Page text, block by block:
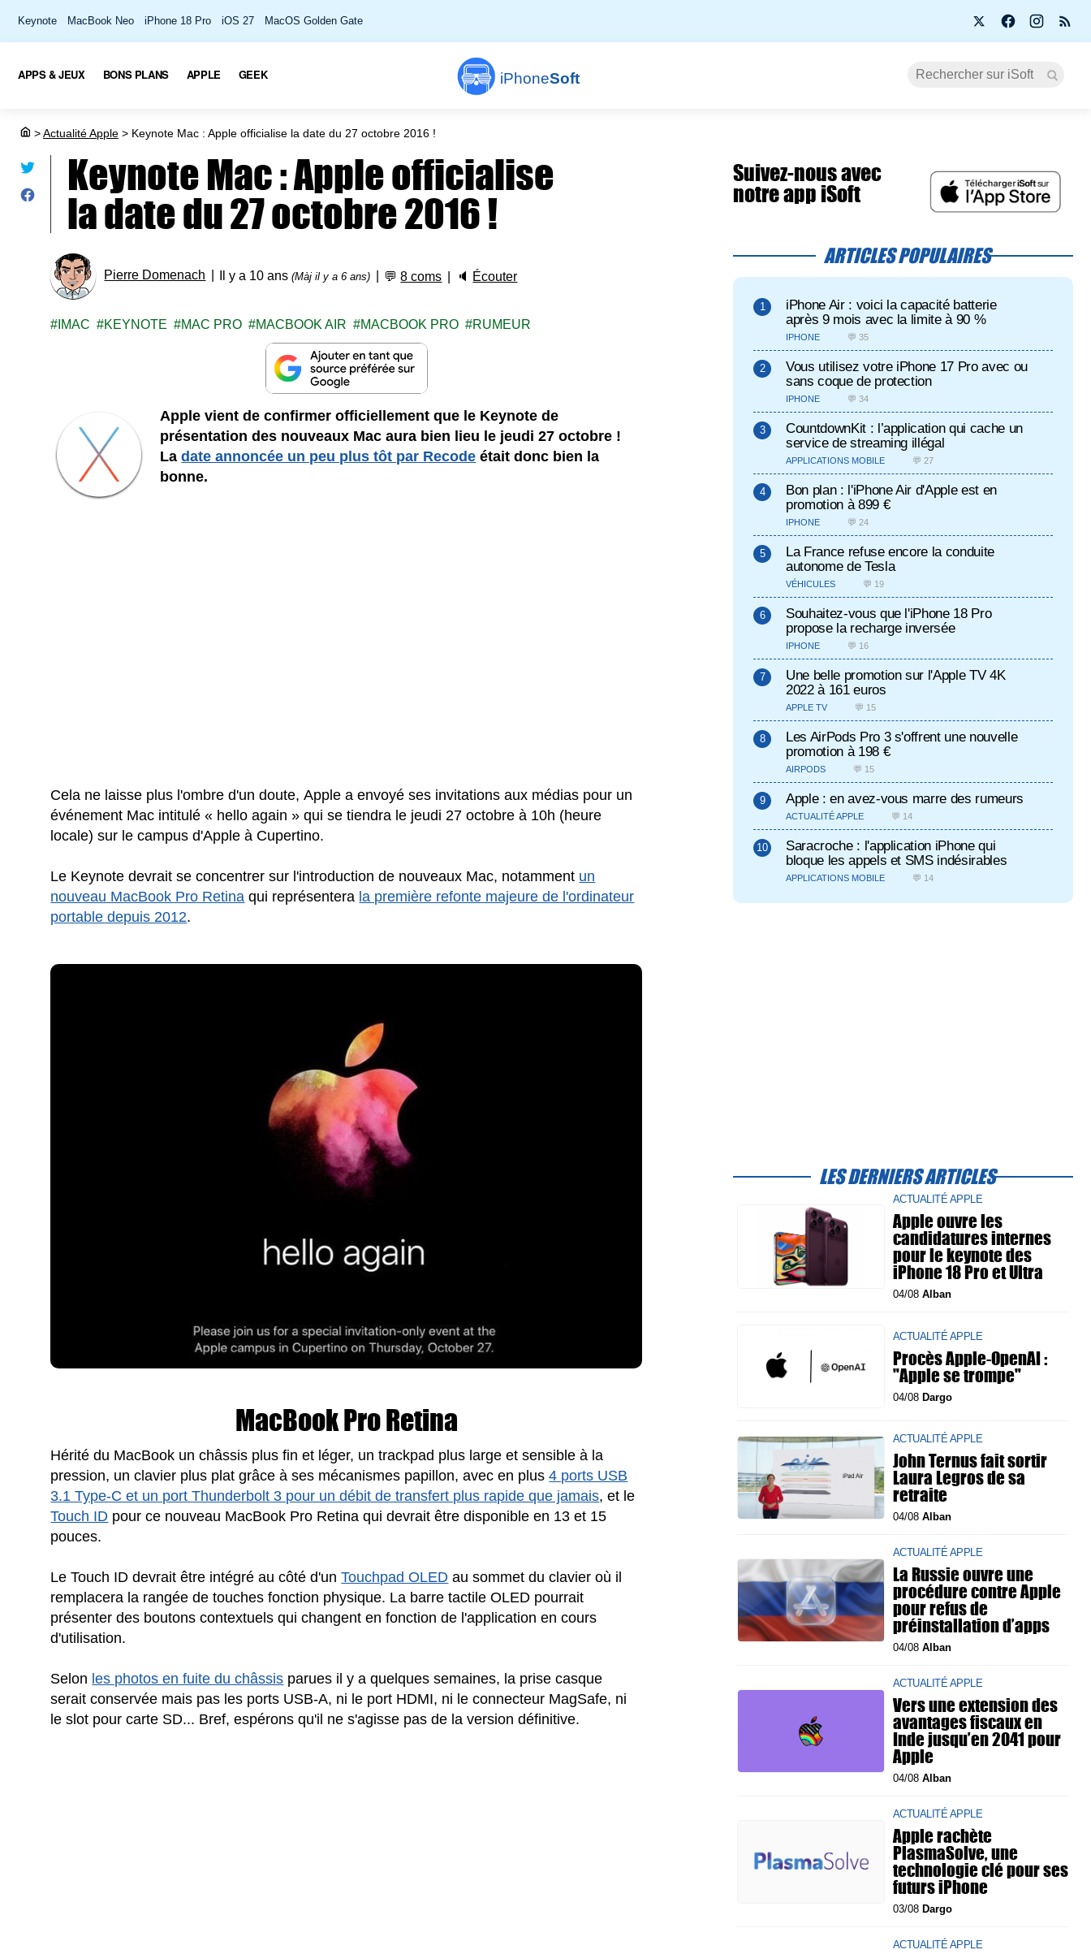
Keynote MacBook Neo iPhone 18 Pro iOS 27 MacOS Golden Gate
iPhoneSoft
APPS & JEUX BONS PLANS APPLE GEEK
>Actualité Apple > Keynote Mac : Apple officialise la date du 27 octobre 2016 !
Keynote Mac : Apple officialise
la date du 27 octobre 2016 !
Pierre Domenach Il y a 10 ans(Màj il y a 6 ans) 💬8 coms 🔈 Écouter
IMAC KEYNOTE MAC PRO MACBOOK AIR MACBOOK PRO RUMEUR
Apple vient de confirmer officiellement que le Keynote de
présentation des nouveaux Mac aura bien lieu le jeudi 27 octobre !
Ladate annoncée un peu plus tôt par Recode était donc bien la
bonne.
Cela ne laisse plus l'ombre d'un doute, Apple a envoyé ses invitations aux médias pour un
événement Mac intitulé « hello again » qui se tiendra le jeudi 27 octobre à 10h (heure
locale) sur le campus d'Apple à Cupertino.
Le Keynote devrait se concentrer sur l'introduction de nouveaux Mac, notamment un
nouveau MacBook Pro Retina qui représentera la première refonte majeure de l'ordinateur
portable depuis 2012.
MacBook Pro Retina
Hérité du MacBook un châssis plus fin et léger, un trackpad plus large et sensible à la
pression, un clavier plus plat grâce à ses mécanismes papillon, avec en plus4 ports USB
3.1 Type-C et un port Thunderbolt 3 pour un débit de transfert plus rapide que jamais, et le
Touch ID pour ce nouveau MacBook Pro Retina qui devrait être disponible en 13 et 15
pouces.
Le Touch ID devrait être intégré au côté d'unTouchpad OLED au sommet du clavier où il
remplacera la rangée de touches fonction physique. La barre tactile OLED pourrait
présenter des boutons contextuels qui changent en fonction de l'application en cours
d'utilisation.
Selon les photos en fuite du châssis parues il y a quelques semaines, la prise casque
serait conservée mais pas les ports USB-A, ni le port HDMI, ni le connecteur MagSafe, ni
le slot pour carte SD... Bref, espérons qu'il ne s'agisse pas de la version définitive.
Suivez-nous avec
notre app iSoft
ARTICLES POPULAIRES
iPhone Air : voici la capacité batterie
après 9 mois avec la limite à 90 %
IPHONE 💬 35
Vous utilisez votre iPhone 17 Pro avec ou
sans coque de protection
IPHONE 💬 34
CountdownKit : l’application qui cache un
service de streaming illégal
APPLICATIONS MOBILE 💬 27
Bon plan : l'iPhone Air d'Apple est en
promotion à 899 €
IPHONE 💬 24
La France refuse encore la conduite
autonome de Tesla
VÉHICULES 💬 19
Souhaitez-vous que l'iPhone 18 Pro
propose la recharge inversée
IPHONE 💬 16
Une belle promotion sur l'Apple TV 4K
2022 à 161 euros
APPLE TV 💬 15
Les AirPods Pro 3 s'offrent une nouvelle
promotion à 198 €
AIRPODS 💬 15
Apple : en avez-vous marre des rumeurs
ACTUALITÉ APPLE 💬 14
Saracroche : l'application iPhone qui
bloque les appels et SMS indésirables
APPLICATIONS MOBILE 💬 14
LES DERNIERS ARTICLES
ACTUALITÉ APPLE
Apple ouvre les
candidatures internes
pour le keynote des
iPhone 18 Pro et Ultra
04/08 Alban
ACTUALITÉ APPLE
Procès Apple-OpenAI :
"Apple se trompe"
04/08 Dargo
ACTUALITÉ APPLE
John Ternus fait sortir
Laura Legros de sa
retraite
04/08 Alban
ACTUALITÉ APPLE
La Russie ouvre une
procédure contre Apple
pour refus de
préinstallation d’apps
04/08 Alban
ACTUALITÉ APPLE
Vers une extension des
avantages fiscaux en
Inde jusqu’en 2041 pour
Apple
04/08 Alban
ACTUALITÉ APPLE
Apple rachète
PlasmaSolve, une
technologie clé pour ses
futurs iPhone
03/08 Dargo
ACTUALITÉ APPLE